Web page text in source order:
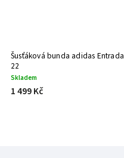
Šusťáková bunda adidas Entrada
22
Skladem
1 499 Kč